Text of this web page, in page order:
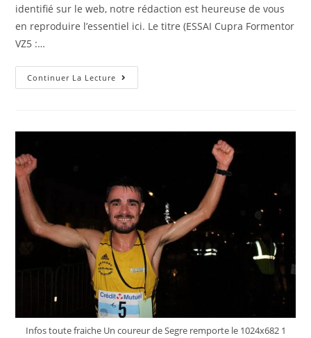
identifié sur le web, notre rédaction est heureuse de vous
en reproduire l’essentiel ici. Le titre (ESSAI Cupra Formentor
VZ5 :…
Continuer La Lecture Revue
De
Cupra
Plus
Sportif
Des
SU…
Infos toute fraiche Un coureur de Segre remporte le 1024x682 1